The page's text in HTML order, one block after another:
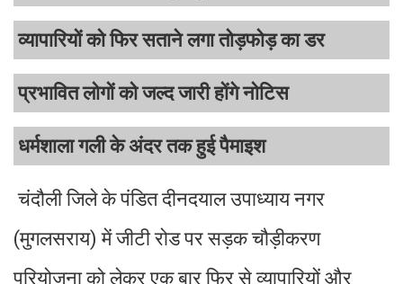
व्यापारियों को फिर सताने लगा तोड़फोड़ का डर
प्रभावित लोगों को जल्द जारी होंगे नोटिस
धर्मशाला गली के अंदर तक हुई पैमाइश
चंदौली जिले के पंडित दीनदयाल उपाध्याय नगर
(मुगलसराय) में जीटी रोड पर सड़क चौड़ीकरण
परियोजना को लेकर एक बार फिर से व्यापारियों और